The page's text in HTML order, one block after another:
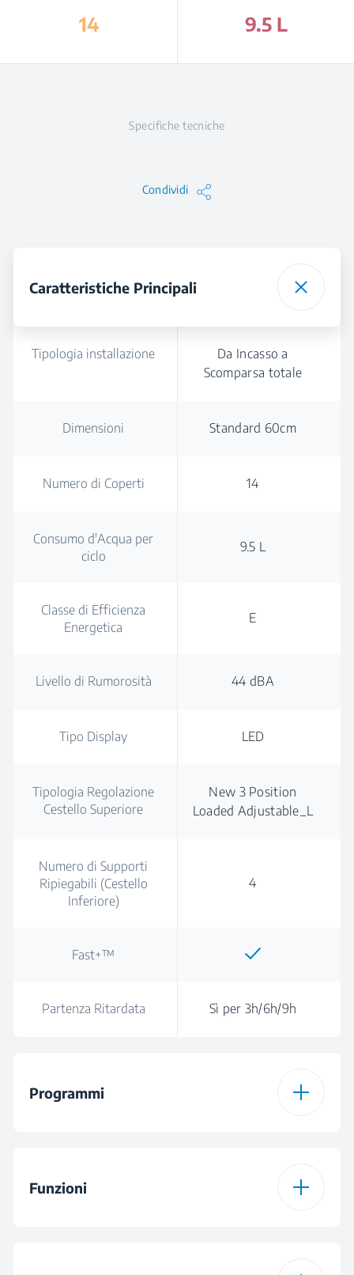
14 9.5 L
Specifiche tecniche
Condividi
Caratteristiche Principali
Tipologia installazione
Da Incasso a
Scomparsa totale
Dimensioni Standard 60cm
Numero di Coperti 14
Consumo d'Acqua per
ciclo
9.5 L
Classe di Efficienza
Energetica
E
Livello di Rumorosità 44 dBA
Tipo Display LED
Tipologia Regolazione
Cestello Superiore
New 3 Position
Loaded Adjustable_L
Numero di Supporti
Ripiegabili (Cestello
Inferiore)
4
Fast+™
Partenza Ritardata Sì per 3h/6h/9h
Programmi
Funzioni